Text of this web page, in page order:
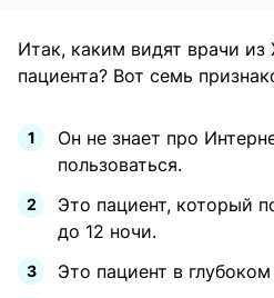
Итак, каким видят врачи
пациента? Вот семь
Он не знает про
пользоваться.
Это пациент, который
до 12 ночи.
Это пациент в